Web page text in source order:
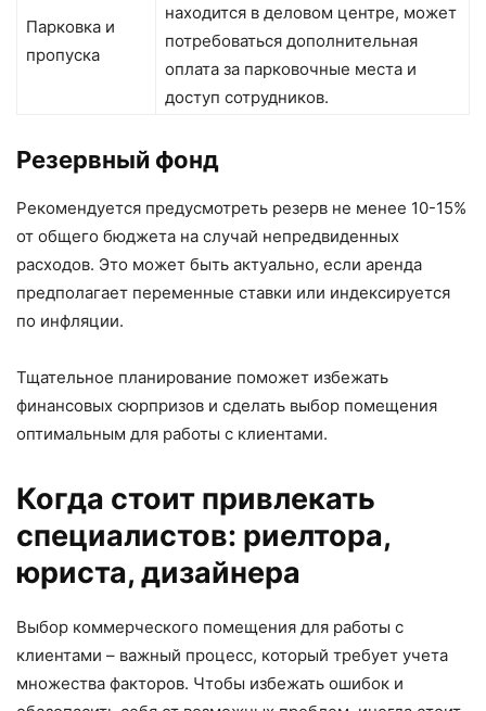
Парковка и
пропуска
находится в деловом центре, может
потребоваться дополнительная
оплата за парковочные места и
доступ сотрудников.
Резервный фонд
Рекомендуется предусмотреть резерв не менее 10-15%
от общего бюджета на случай непредвиденных
расходов. Это может быть актуально, если аренда
предполагает переменные ставки или индексируется
по инфляции.
Тщательное планирование поможет избежать
финансовых сюрпризов и сделать выбор помещения
оптимальным для работы с клиентами.
Когда стоит привлекать
специалистов: риелтора,
юриста, дизайнера
Выбор коммерческого помещения для работы с
клиентами – важный процесс, который требует учета
множества факторов. Чтобы избежать ошибок и